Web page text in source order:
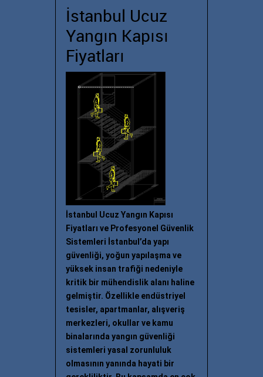
İstanbul Ucuz
Yangın Kapısı
Fiyatları
İstanbul Ucuz Yangın Kapısı
Fiyatları ve Profesyonel Güvenlik
Sistemleri İstanbul’da yapı
güvenliği, yoğun yapılaşma ve
yüksek insan trafiği nedeniyle
kritik bir mühendislik alanı haline
gelmiştir. Özellikle endüstriyel
tesisler, apartmanlar, alışveriş
merkezleri, okullar ve kamu
binalarında yangın güvenliği
sistemleri yasal zorunluluk
olmasının yanında hayati bir